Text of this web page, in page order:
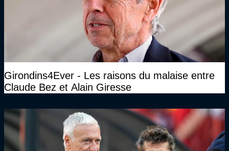
Girondins4Ever - Les raisons du malaise entre
Claude Bez et Alain Giresse